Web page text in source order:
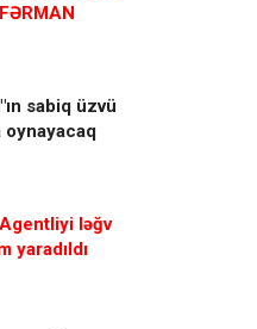
sabiq üzvü
oynayacaq
ləğv
yaradıldı